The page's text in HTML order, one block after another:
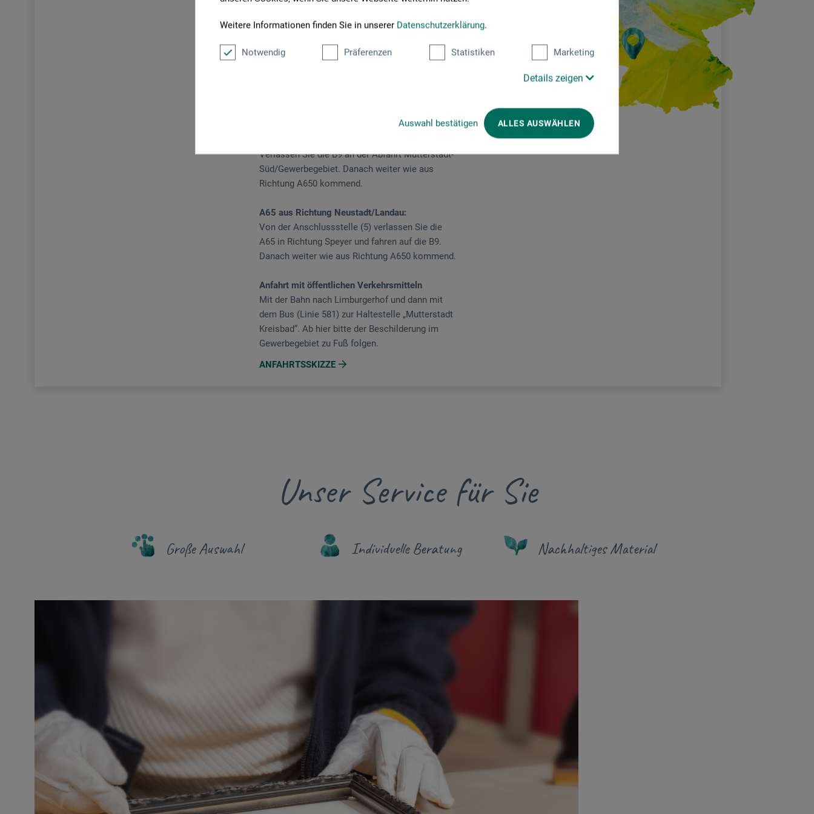
Weitere Informationen finden Sie in unserer Datenschutzerklärung.
Notwendig Präferenzen Statistiken Marketing
Details zeigen
Auswahl bestätigen ALLES AUSWÄHLEN
zweiten Kreisverkehr. Nach einigen Metern links
der linken Straßenseite.
Diese verlassen Sie wiederum nach gut 2,5 km an
Verlassen Sie die B9 an der Abfahrt Mutterstadt-
Süd/Gewerbegebiet. Danach weiter wie aus
Richtung A650 kommend.
A65 aus Richtung Neustadt/Landau:
Von der Anschlussstelle (5) verlassen Sie die
A65 in Richtung Speyer und fahren auf die B9.
Danach weiter wie aus Richtung A650 kommend.
Anfahrt mit öffentlichen Verkehrsmitteln
Mit der Bahn nach Limburgerhof und dann mit
dem Bus (Linie 581) zur Haltestelle „Mutterstadt
Kreisbad“. Ab hier bitte der Beschilderung im
Gewerbegebiet zu Fuß folgen.
ANFAHRTSSKIZZE
Unser Service für Sie
Große Auswahl Individuelle Beratung Nachhaltiges Material